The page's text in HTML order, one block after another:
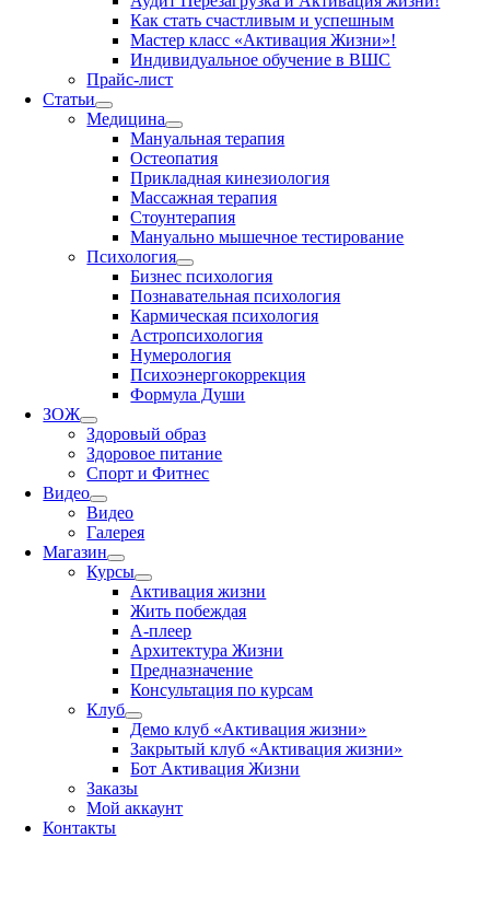
Как стать счастливым и успешным
Мастер класс «Активация Жизни»!
Индивидуальное обучение в ВШС
Прайс-лист
Статьи
Медицина
Мануальная терапия
Остеопатия
Прикладная кинезиология
Массажная терапия
Стоунтерапия
Мануально мышечное тестирование
Психология
Бизнес психология
Познавательная психология
Кармическая психология
Астропсихология
Нумерология
Психоэнергокоррекция
Формула Души
ЗОЖ
Здоровый образ
Здоровое питание
Спорт и Фитнес
Видео
Видео
Галерея
Магазин
Курсы
Активация жизни
Жить побеждая
А-плеер
Архитектура Жизни
Предназначение
Консультация по курсам
Клуб
Демо клуб «Активация жизни»
Закрытый клуб «Активация жизни»
Бот Активация Жизни
Заказы
Мой аккаунт
Контакты